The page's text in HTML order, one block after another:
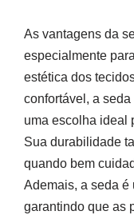
As vantagens da
especialmente
estética dos
confortável, a
uma escolha ideal
Sua durabilidade
quando bem
Ademais, a seda é
garantindo que as